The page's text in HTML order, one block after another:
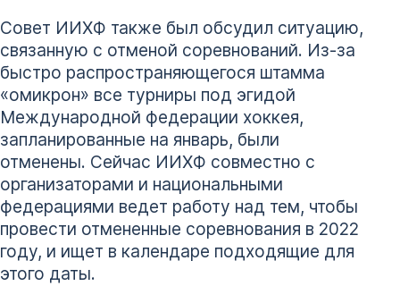
Совет ИИХФ также был обсудил ситуацию,
связанную с отменой соревнований. Из-за
быстро распространяющегося штамма
«омикрон» все турниры под эгидой
Международной федерации хоккея,
запланированные на январь, были
отменены. Сейчас ИИХФ совместно с
организаторами и национальными
федерациями ведет работу над тем, чтобы
провести отмененные соревнования в 2022
году, и ищет в календаре подходящие для
этого даты.